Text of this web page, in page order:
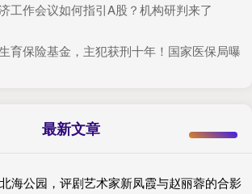
工作会议如何指引A股？机构研判来了
育保险基金，主犯获刑十年！国家医保局曝
最新文章
海公园，评剧艺术家新凤霞与赵丽蓉的合影